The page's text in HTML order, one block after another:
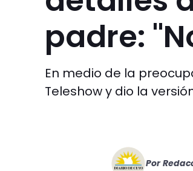
padre:
En medio de la
Teleshow y dio la
Por